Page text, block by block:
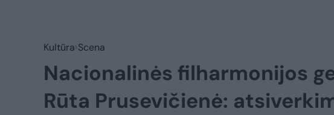
Kultūra Scena
Nacionalinės filharmonijos
Rūta Prusevičienė: